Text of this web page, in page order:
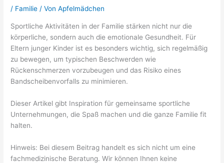
/ Familie / VonApfelmädchen
Sportliche Aktivitäten in der Familie stärken nicht nur die
körperliche, sondern auch die emotionale Gesundheit. Für
Eltern junger Kinder ist es besonders wichtig, sich regelmäßig
zu bewegen, um typischen Beschwerden wie
Rückenschmerzen vorzubeugen und das Risiko eines
Bandscheibenvorfalls zu minimieren.
Dieser Artikel gibt Inspiration für gemeinsame sportliche
Unternehmungen, die Spaß machen und die ganze Familie fit
halten.
Hinweis: Bei diesem Beitrag handelt es sich nicht um eine
fachmedizinische Beratung. Wir können Ihnen keine